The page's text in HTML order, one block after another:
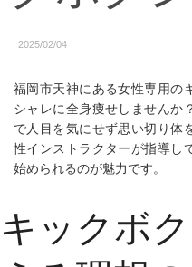
2025/02/04
福岡市天神にある女性専用の
シャレに全身痩せしませんか
で人目を気にせず思い切り体
性インストラクターが指導し
始められるのが魅力です。
キックボ